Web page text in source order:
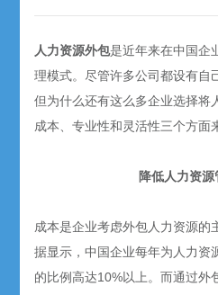
人力资源外包是近年来在中国企
理模式。尽管许多公司都设有自
但为什么还有这么多企业选择将
成本、专业性和灵活性三个方面
降低人力资
成本是企业考虑外包人力资源的
据显示，中国企业每年为人力资
的比例高达10%以上。而通过外